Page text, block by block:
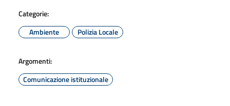
Categorie:
Ambiente
Polizia Locale
Argomenti:
Comunicazione istituzionale